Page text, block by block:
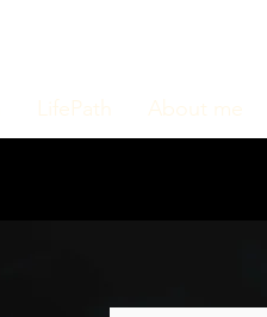
LifePath About me